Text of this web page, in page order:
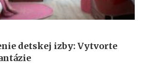
detskej izby: Vytvorte